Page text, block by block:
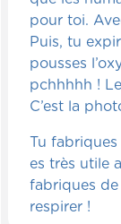
pour toi.
Puis, tu
pousses
pchhhhh !
C’est la
Tu fabriques
es très utile
fabriques de
respirer !